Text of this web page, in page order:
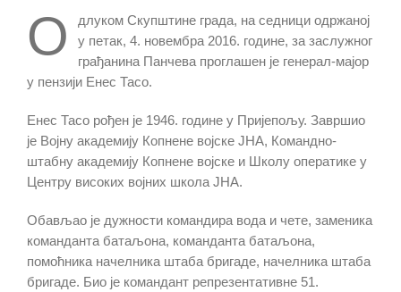
О
длуком Скупштине града, на седници одржаној
у петак, 4. новембра 2016. године, за заслужног
грађанина Панчева проглашен је генерал-мајор
у пензији Енес Тасо.
Енес Тасо рођен је 1946. године у Пријепољу. Завршио
је Војну академију Копнене војске ЈНА, Командно-
штабну академију Копнене војске и Школу оператике у
Центру високих војних школа ЈНА.
Обављао је дужности командира вода и чете, заменика
команданта батаљона, команданта батаљона,
помоћника начелника штаба бригаде, начелника штаба
бригаде. Био је командант репрезентативне 51.